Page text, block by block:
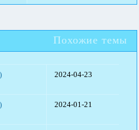
Похожие темы
2024-04-23
2024-01-21